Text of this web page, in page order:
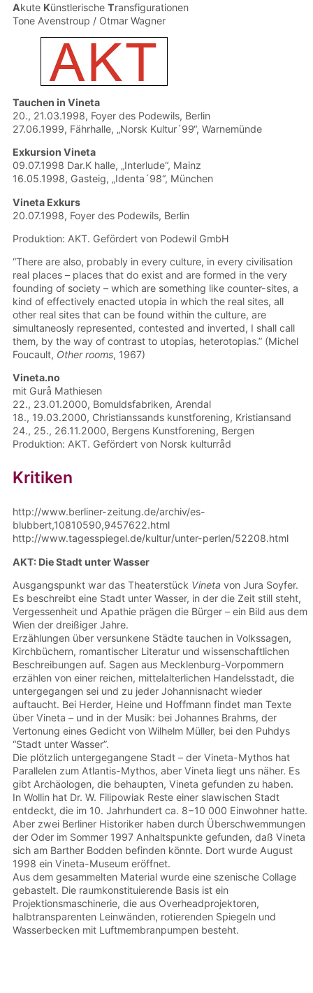
Akute Künstlerische Transfigurationen
Tone Avenstroup / Otmar Wagner
Tauchen in Vineta
20., 21.03.1998, Foyer des Podewils, Berlin
27.06.1999, Fährhalle, „Norsk Kultur´99“, Warnemünde
Exkursion Vineta
09.07.1998 Dar.K halle, „Interlude“, Mainz
16.05.1998, Gasteig, „Identa´98“, München
Vineta Exkurs
20.07.1998, Foyer des Podewils, Berlin
Produktion: AKT. Gefördert von Podewil GmbH
“There are also, probably in every culture, in every civilisation
real places – places that do exist and are formed in the very
founding of society – which are something like counter-sites, a
kind of effectively enacted utopia in which the real sites, all
other real sites that can be found within the culture, are
simultaneosly represented, contested and inverted, I shall call
them, by the way of contrast to utopias, heterotopias.” (Michel
Foucault, Other rooms, 1967)
Vineta.no
mit Gurå Mathiesen
22., 23.01.2000, Bomuldsfabriken, Arendal
18., 19.03.2000, Christianssands kunstforening, Kristiansand
24., 25., 26.11.2000, Bergens Kunstforening, Bergen
Produktion: AKT. Gefördert von Norsk kulturråd
Kritiken
http://www.berliner-zeitung.de/archiv/es-
blubbert,10810590,9457622.html
http://www.tagesspiegel.de/kultur/unter-perlen/52208.html
AKT: Die Stadt unter Wasser
Ausgangspunkt war das Theaterstück Vineta von Jura Soyfer.
Es beschreibt eine Stadt unter Wasser, in der die Zeit still steht,
Vergessenheit und Apathie prägen die Bürger – ein Bild aus dem
Wien der dreißiger Jahre.
Erzählungen über versunkene Städte tauchen in Volkssagen,
Kirchbüchern, romantischer Literatur und wissenschaftlichen
Beschreibungen auf. Sagen aus Mecklenburg-Vorpommern
erzählen von einer reichen, mittelalterlichen Handelsstadt, die
untergegangen sei und zu jeder Johannisnacht wieder
auftaucht. Bei Herder, Heine und Hoffmann findet man Texte
über Vineta – und in der Musik: bei Johannes Brahms, der
Vertonung eines Gedicht von Wilhelm Müller, bei den Puhdys
“Stadt unter Wasser”.
Die plötzlich untergegangene Stadt – der Vineta-Mythos hat
Parallelen zum Atlantis-Mythos, aber Vineta liegt uns näher. Es
gibt Archäologen, die behaupten, Vineta gefunden zu haben.
In Wollin hat Dr. W. Filipowiak Reste einer slawischen Stadt
entdeckt, die im 10. Jahrhundert ca. 8−10 000 Einwohner hatte.
Aber zwei Berliner Historiker haben durch Überschwemmungen
der Oder im Sommer 1997 Anhaltspunkte gefunden, daß Vineta
sich am Barther Bodden befinden könnte. Dort wurde August
1998 ein Vineta-Museum eröffnet.
Aus dem gesammelten Material wurde eine szenische Collage
gebastelt. Die raumkonstituierende Basis ist ein
Projektionsmaschinerie, die aus Overheadprojektoren,
halbtransparenten Leinwänden, rotierenden Spiegeln und
Wasserbecken mit Luftmembranpumpen besteht.